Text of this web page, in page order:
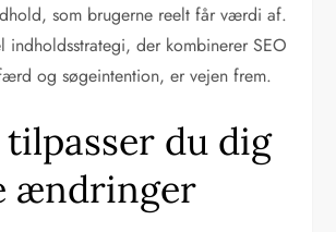
som brugerne reelt får værdi af.
indholdsstrategi, der kombinerer SEO
og søgeintention, er vejen frem.
tilpasser du dig
ændringer